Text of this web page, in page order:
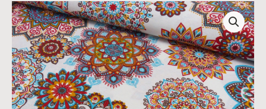
Deko
druk
mandala
-
off-
white/multi
aantal